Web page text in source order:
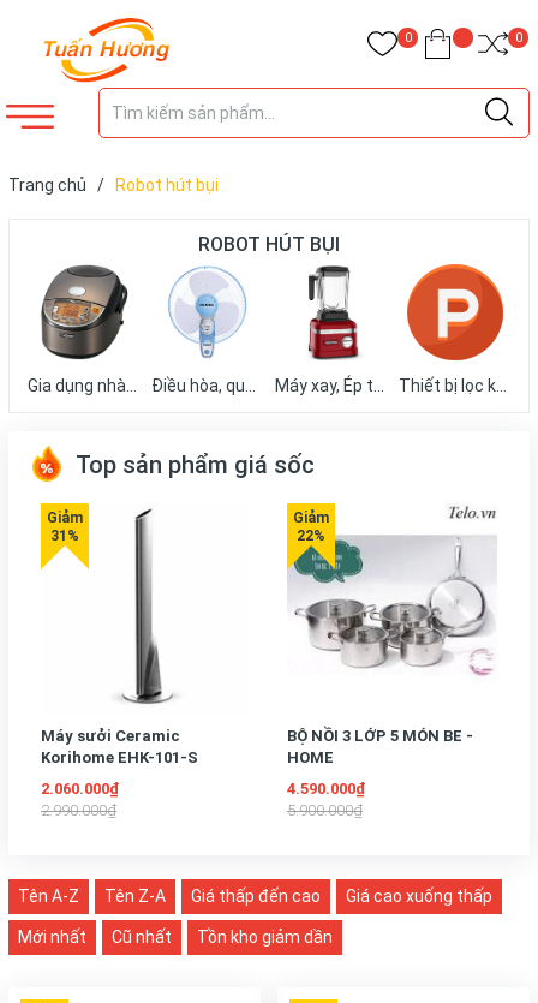
0 0
Trang chủ / Robot hút bụi
ROBOT HÚT BỤI
Top sản phẩm giá sốc
Máy sưởi Ceramic
Korihome EHK-101-S
2.060.000₫
2.990.000₫
BỘ NỒI 3 LỚP 5 MÓN BE -
HOME
4.590.000₫
5.900.000₫
Tên A-Z Tên Z-A Giá thấp đến cao Giá cao xuống thấp
Mới nhất Cũ nhất Tồn kho giảm dần